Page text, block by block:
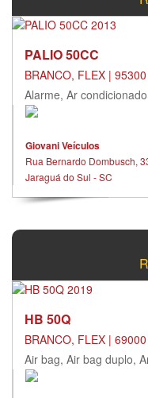
PALIO 50CC
BRANCO, FLEX |
Alarme, Ar
Giovani Veículos
Rua Bernardo Dombusch,
Jaraguá do Sul - SC
HB 50Q
BRANCO, FLEX |
Air bag, Air bag duplo,